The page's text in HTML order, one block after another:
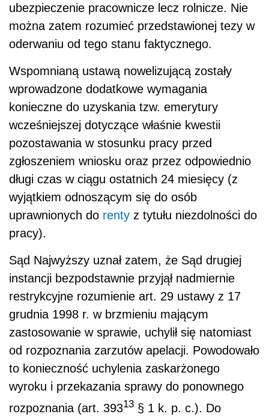
ubezpieczenie pracownicze lecz rolnicze. Nie
można zatem rozumieć przedstawionej tezy w
oderwaniu od tego stanu faktycznego.
Wspomnianą ustawą nowelizującą zostały
wprowadzone dodatkowe wymaga­nia
konieczne do uzyskania tzw. emerytury
wcześniejszej dotyczące właśnie kwestii
pozostawania w stosunku pracy przed
zgłoszeniem wniosku oraz przez odpowiednio
długi czas w ciągu ostatnich 24 miesięcy (z
wyjątkiem odnoszącym się do osób
uprawnionych do renty z tytułu niezdolności do
pracy).
Sąd Najwyższy uznał zatem, że Sąd drugiej
instancji bezpodstawnie przyjął nadmiernie
restrykcyjne rozumienie art. 29 ustawy z 17
grudnia 1998 r. w brzmieniu mającym
zastosowanie w sprawie, uchylił się natomiast
od rozpoznania zarzutów apelacji. Powodowało
to konieczność uchylenia zaskarżonego
wyroku i przekazania sprawy do ponownego
rozpoznania (art. 39313 § 1 k. p. c.). Do